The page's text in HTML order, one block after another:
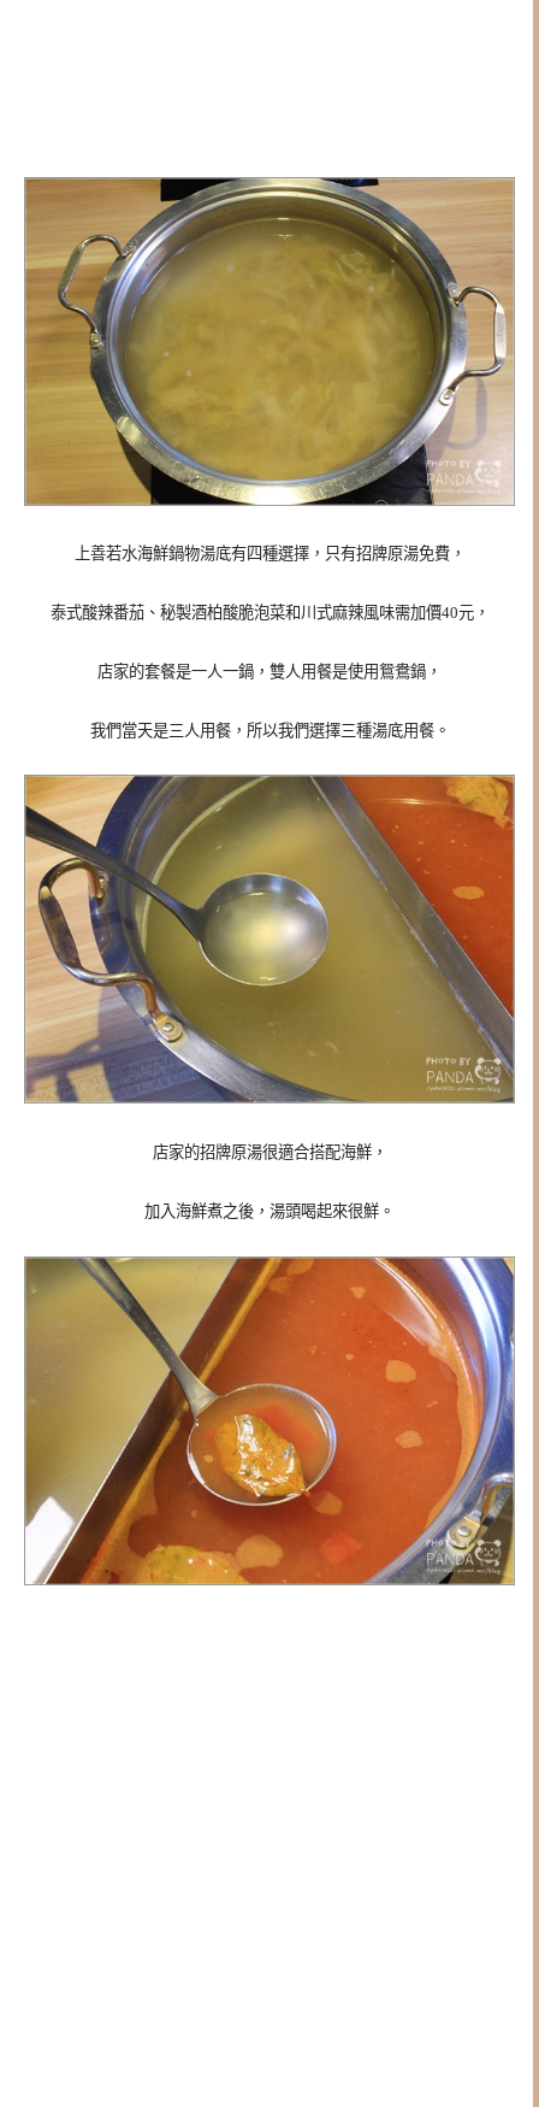
上善若水海鮮鍋物湯底有四種選擇， 只有招牌原湯免費，
泰式酸辣番茄、秘製酒柏酸脆泡菜和川式麻辣風味需加價40元，
店家的套餐是一人一鍋，雙人用餐是使用鴛鴦鍋，
我們當天是三人用餐，所以我們選擇三種湯底用餐。
店家的招牌原湯很適合搭配海鮮，
加入海鮮煮之後，湯頭喝起來很鮮。